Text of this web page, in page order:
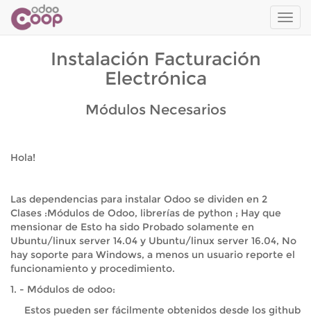
de
Instalación Facturación
Electrónica
Módulos Necesarios
Hola!
Las dependencias para instalar Odoo se dividen en 2
Clases :Módulos de Odoo, librerías de python ; Hay que
mensionar de Esto ha sido Probado solamente en
Ubuntu/linux server 14.04 y Ubuntu/linux server 16.04, No
hay soporte para Windows, a menos un usuario reporte el
funcionamiento y procedimiento.
1. - Módulos de odoo:
Estos pueden ser fácilmente obtenidos desde los github